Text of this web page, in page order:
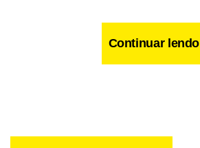
Continuar lendo